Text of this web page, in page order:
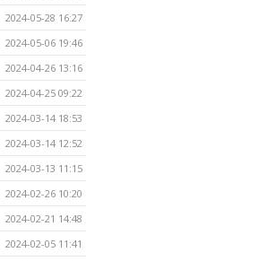
2024-05-28 16:27
2024-05-06 19:46
2024-04-26 13:16
2024-04-25 09:22
2024-03-14 18:53
2024-03-14 12:52
2024-03-13 11:15
2024-02-26 10:20
2024-02-21 14:48
2024-02-05 11:41